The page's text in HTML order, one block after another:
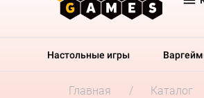
Настольные игры
Главная Каталог